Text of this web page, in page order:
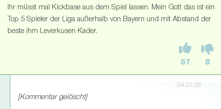
Ihr müsst mal Kickbase aus dem Spiel lassen. Mein Gott das ist ein
Top 5 Spieler der Liga außerhalb von Bayern und mit Abstand der
beste ihm Leverkusen Kader.
57 8
04.02.26
[Kommentar gelöscht]